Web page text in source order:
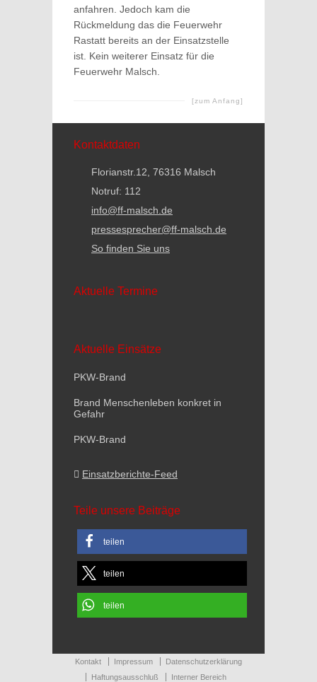
anfahren. Jedoch kam die
Rückmeldung das die Feuerwehr
Rastatt bereits an der Einsatzstelle
ist. Kein weiterer Einsatz für die
Feuerwehr Malsch.
[zum Anfang]
Kontaktdaten
Florianstr.12, 76316 Malsch
Notruf: 112
info@ff-malsch.de
pressesprecher@ff-malsch.de
So finden Sie uns
Aktuelle Termine
Aktuelle Einsätze
PKW-Brand
Brand Menschenleben konkret in
Gefahr
PKW-Brand
Einsatzberichte-Feed
Teile unsere Beiträge
teilen
teilen
teilen
Kontakt Impressum
Datenschutzerklärung
Haftungsausschluß
Interner Bereich